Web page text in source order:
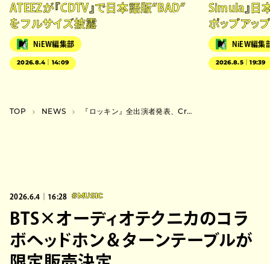
ATEEZが『CDTV』で日本語版“BAD”
をフルサイズ披露
NiEW編集部
2026.8.4｜14:09
Simula』日
ポップアッ
NiEW編集
2026.8.5｜19:39
TOP NEWS 『ロッキン』全出演者発表、Creepy Nuts、Number_i、BUMPら追加で全115組が出揃う
2026.6.4｜16:28 #MUSIC
BTS×オーディオテクニカのコラ
ボヘッドホン＆ターンテーブルが